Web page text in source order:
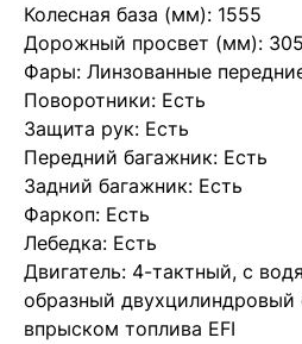
Колесная база (мм): 1555
Дорожный просвет (мм): 305
Фары: Линзованные
Поворотники: Есть
Защита рук: Есть
Передний багажник: Есть
Задний багажник: Есть
Фаркоп: Есть
Лебедка: Есть
Двигатель: 4-тактный, с
образный
впрыском топлива EFI